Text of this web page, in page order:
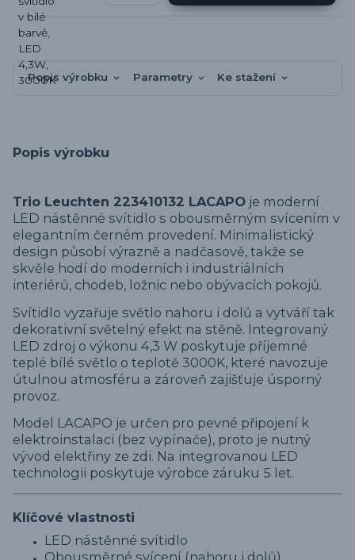
Popis výrobku Parametry Ke stažení
Popis výrobku
Trio Leuchten 223410132 LACAPO je moderní
LED nástěnné svítidlo s obousměrným svícením v
elegantním černém provedení. Minimalistický
design působí výrazně a nadčasově, takže se
skvěle hodí do moderních i industriálních
interiérů, chodeb, ložnic nebo obývacích pokojů.
Svítidlo vyzařuje světlo nahoru i dolů a vytváří tak
dekorativní světelný efekt na stěně. Integrovaný
LED zdroj o výkonu 4,3 W poskytuje příjemné
teplé bílé světlo o teplotě 3000K, které navozuje
útulnou atmosféru a zároveň zajišťuje úsporný
provoz.
Model LACAPO je určen pro pevné připojení k
elektroinstalaci (bez vypínače), proto je nutný
vývod elektřiny ze zdi. Na integrovanou LED
technologii poskytuje výrobce záruku 5 let.
Klíčové vlastnosti
LED nástěnné svítidlo
Obousměrné svícení (nahoru i dolů)